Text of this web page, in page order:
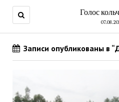
Голос
Записи опубликованы в